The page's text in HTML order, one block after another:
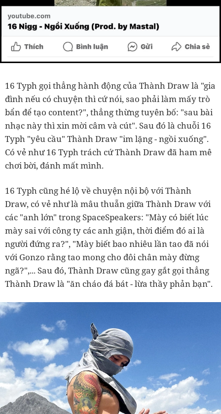
16 Typh gọi thẳng hành động của Thành Draw là "gia
đình nếu có chuyện thì cứ nói, sao phải làm mấy trò
bẩn để tạo content?", thẳng thừng tuyên bố: "sau bài
nhạc này thì xin mời câm và cút". Sau đó là chuỗi 16
Typh "yêu cầu" Thành Draw "im lặng - ngồi xuống".
Có vẻ như 16 Typh trách cứ Thành Draw đã ham mê
chơi bời, đánh mất mình.
16 Typh cũng hé lộ về chuyện nội bộ với Thành
Draw, có vẻ như là mâu thuẫn giữa Thành Draw với
các "anh lớn" trong SpaceSpeakers: "Mày có biết lúc
mày sai với công ty các anh giận, thời điểm đó ai là
người đứng ra?", "Mày biết bao nhiêu lần tao đã nói
với Gonzo rằng tao mong cho đôi chân mày đừng
ngã?",... Sau đó, Thành Draw cũng gay gắt gọi thẳng
Thành Draw là "ăn cháo đá bát - lừa thầy phản bạn".